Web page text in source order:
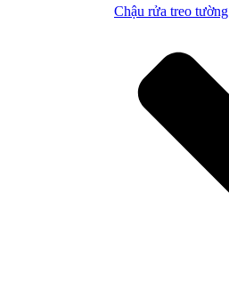
Chậu rửa treo tường